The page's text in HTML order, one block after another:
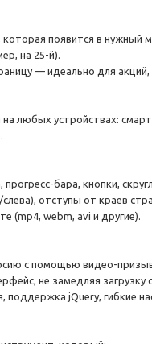
появится в нужный
на 25-й).
— идеально для
любых устройствах:
бара, кнопки,
отступы от краев
(mp4, webm, avi и другие).
с помощью видео-
не замедляя загрузку
поддержка jQuery, гибкие